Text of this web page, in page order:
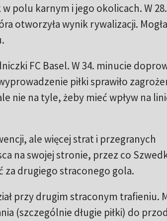
polu karnym i jego okolicach. W 28.
otworzyła wynik rywalizacji. Mogła
FC Basel. W 34. minucie
piłki sprawiło
nie na tyle, żeby mieć wpływ na
ale więcej strat i przegranych
na swojej stronie, przez co
za drugiego straconego gola.
przy drugim straconym trafieniu.
(szczególnie długie piłki) do